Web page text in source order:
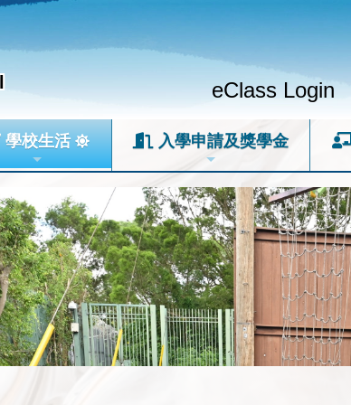
eClass Login
學校生活 入學申請及獎學金